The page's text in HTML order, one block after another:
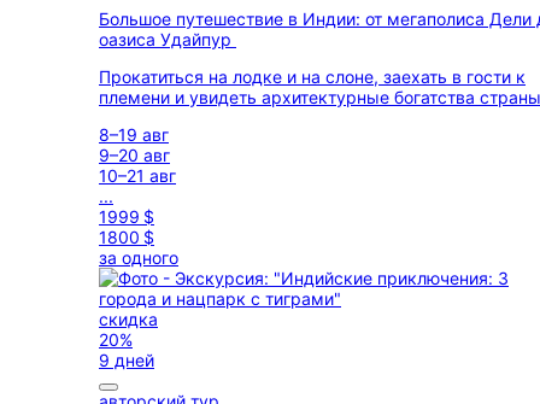
Большое путешествие в Индии: от мегаполиса Дели
оазиса Удайпур
Прокатиться на лодке и на слоне, заехать в гости к
племени и увидеть архитектурные богатства страны
8–19 авг
9–20 авг
10–21 авг
...
1999 $
1800 $
за одного
скидка
20%
9 дней